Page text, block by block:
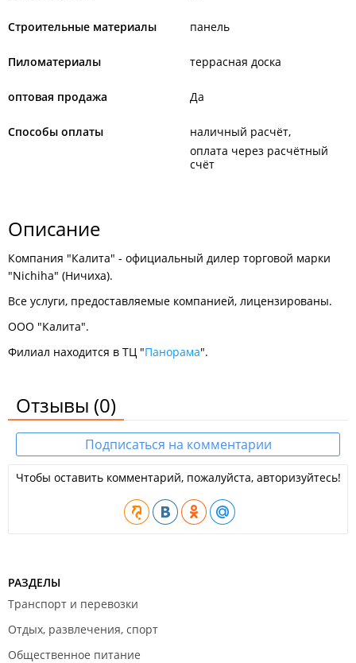
Строительные материалы панель
Пиломатериалы террасная доска
оптовая продажа Да
Способы оплаты
наличный расчёт
оплата через расчётный
счёт
Описание
Компания "Калита" - официальный дилер торговой марки
"Nichiha" (Ничиха).
Все услуги, предоставляемые компанией, лицензированы.
ООО "Калита".
Филиал находится в ТЦ "Панорама".
Отзывы (0)
Подписаться на комментарии
Чтобы оставить комментарий, пожалуйста, авторизуйтесь!
РАЗДЕЛЫ
Транспорт и перевозки
Отдых, развлечения, спорт
Общественное питание